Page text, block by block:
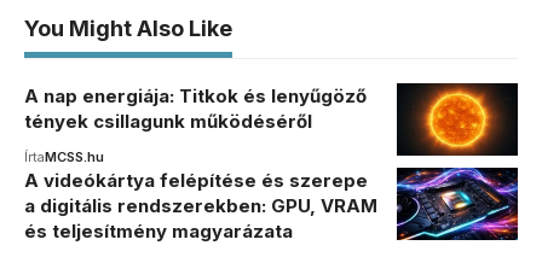
You Might Also Like
A nap energiája: Titkok és lenyűgöző
tények csillagunk működéséről
ÍrtaMCSS.hu
A videókártya felépítése és szerepe
a digitális rendszerekben: GPU, VRAM
és teljesítmény magyarázata